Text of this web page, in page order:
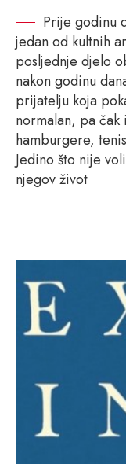
Prije godinu
jedan od kultnih
posljednje djelo
nakon godinu
prijatelju koja
normalan, pa
hamburgere,
Jedino što nije
njegov život